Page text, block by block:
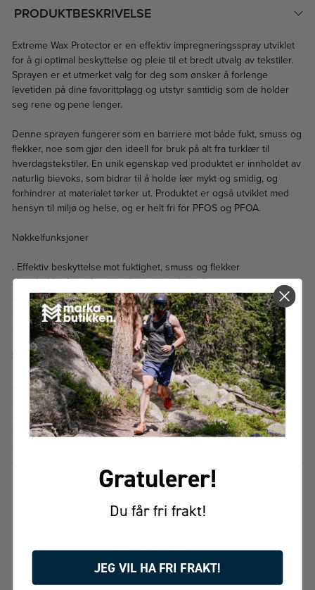
PRODUKTBESKRIVELSE
Extreme Wax Protector er en effektiv impregneringsspray utviklet
for å gi optimal beskyttelse og pleie til et bredt utvalg av tekstiler.
Sprayen er et utmerket valg for deg som ønsker å forlenge
levetiden på dine favorittplagg og utstyr samtidig som de holder
seg rene og pene lenger.
Denne sprayen fungerer som en barriere mot både fukt, smuss og
flekker, noe som gjør den ideell for bruk på alt fra turklær til
hverdagstekstiler. En unik egenskap ved produktet er innholdet av
naturlig bievoks, som bidrar til å holde lær mykt og smidig, og
forhindrer at materialet tørker ut. Produktet er også utviklet med
hensyn til miljø og helse, og er helt fri for PFOS og PFOA.
Nøkkelfunksjoner
. Effektiv beskyttelse mot fuktighet, smuss og flekker
. Inneholder bievoks som pleier og mykgjør lær
. Kan brukes på alle typer tekstiler og Tex-materialer
. Bidrar til å vedlikeholde materialets naturlige egenskaper
. Miljøvennlig formulering uten PFOS/PFOA
Spesifikasjoner
. Volum: 250ml
. Materiale: Egnet for tekstiler og lær (inkludert Tex-materialer)
. Inneholder bievoks: Ja
. Applikasjon: Spray
. Miljømerking: PFOS/PFOA-fri
PRISHISTORIKK
FÅR VI FORESLÅ
ANDRE KJØPTE DETTE
Gratulerer!
Du får fri frakt!
JEG VIL HA FRI FRAKT!